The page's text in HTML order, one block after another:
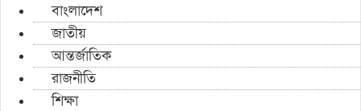
বাংলাদেশ
জাতীয়
আন্তর্জাতিক
রাজনীতি
শিক্ষা